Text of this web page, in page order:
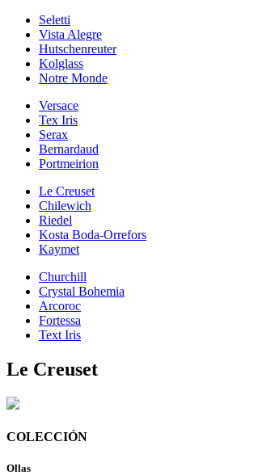
Seletti
Vista Alegre
Hutschenreuter
Kolglass
Notre Monde
Versace
Tex Iris
Serax
Bernardaud
Portmeirion
Le Creuset
Chilewich
Riedel
Kosta Boda-Orrefors
Kaymet
Churchill
Crystal Bohemia
Arcoroc
Fortessa
Text Iris
Le Creuset
COLECCIÓN
Ollas